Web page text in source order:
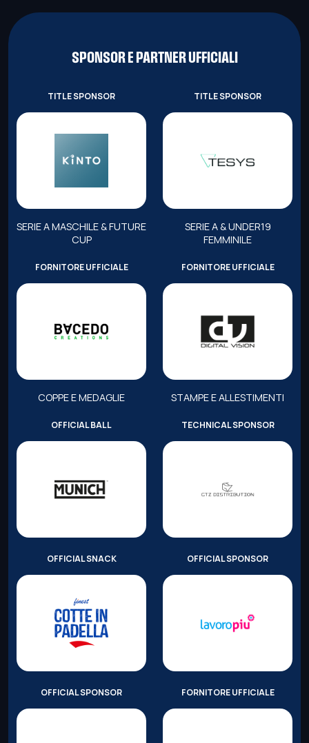
SPONSOR E PARTNER UFFICIALI
TITLE SPONSOR
SERIE A MASCHILE & FUTURE
CUP
TITLE SPONSOR
SERIE A & UNDER19
FEMMINILE
FORNITORE UFFICIALE
COPPE E MEDAGLIE
FORNITORE UFFICIALE
STAMPE E ALLESTIMENTI
OFFICIAL BALL TECHNICAL SPONSOR
OFFICIAL SNACK OFFICIAL SPONSOR
OFFICIAL SPONSOR FORNITORE UFFICIALE